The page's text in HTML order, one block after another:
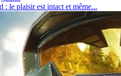
: le plaisir est intact et même...